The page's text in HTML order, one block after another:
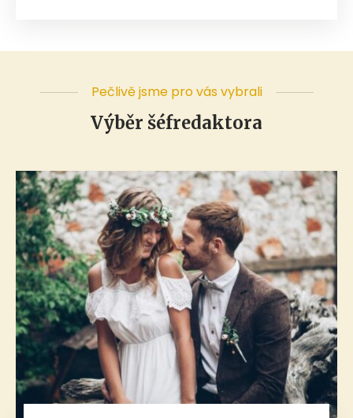
Pečlivě jsme pro vás vybrali
Výběr šéfredaktora